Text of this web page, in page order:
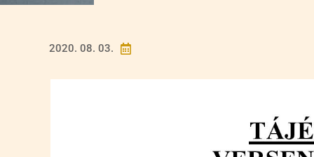

2020. 08. 03.